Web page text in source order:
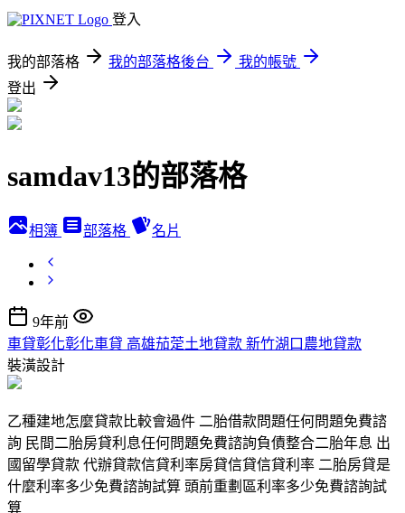
登入
我的部落格 我的部落格後台
我的帳號
登出
samdav13的部落格
相簿 部落格 名片
9年前
車貸彰化彰化車貸 高雄茄萣土地貸款 新竹湖口農地貸款
裝潢設計
乙種建地怎麼貸款比較會過件 二胎借款問題任何問題免費諮
詢 民間二胎房貸利息任何問題免費諮詢負債整合二胎年息 出
國留學貸款 代辦貸款信貸利率房貸信貸信貸利率 二胎房貸是
什麼利率多少免費諮詢試算 頭前重劃區利率多少免費諮詢試
算